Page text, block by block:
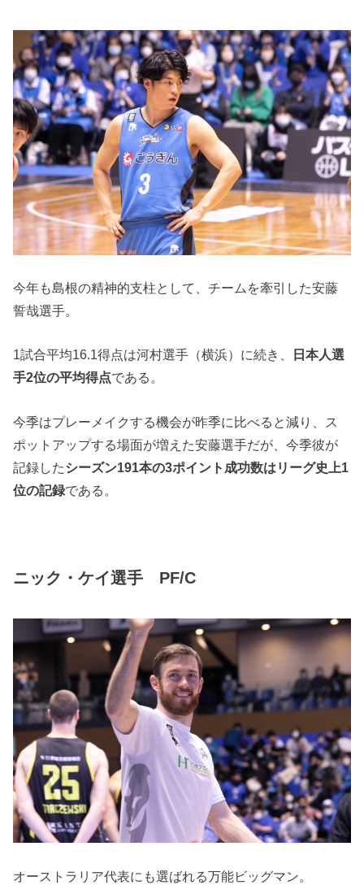
今年も島根の精神的支柱として、チームを牽引した安藤
誓哉選手。
1試合平均16.1得点は河村選手（横浜）に続き、
日本人選
手2位の平均得点である。
今季はプレーメイクする機会が昨季に比べると減り、ス
ポットアップする場面が増えた安藤選手だが、今季彼が
記録したシーズン191本の3ポイント成功数はリーグ史上1
位の記録である。
ニック・ケイ選手 PF/C
オーストラリア代表にも選ばれる万能ビッグマン。